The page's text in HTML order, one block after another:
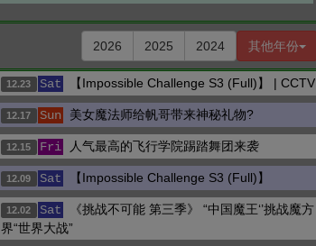
2026 2025 2024 其他年份
12.23 Sat 【Impossible Challenge S3 (Full)】 | CCTV
12.17 Sun 美女魔法师给帆哥带来神秘礼物?
12.15 Fri 人气最高的飞行学院踢踏舞团来袭
12.09 Sat 【Impossible Challenge S3 (Full)】
12.02 Sat
《挑战不可能 第三季》 “中国魔王‘’挑战魔方
界“世界大战”